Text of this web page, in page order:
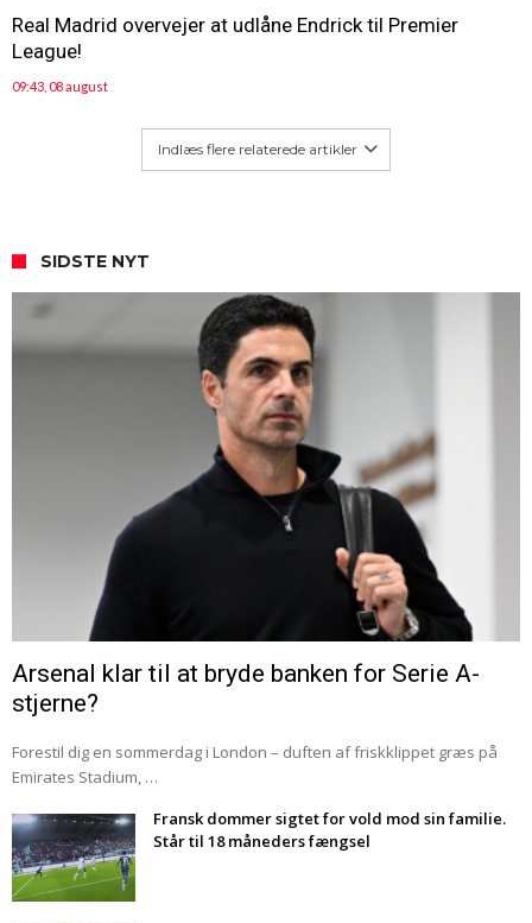
Real Madrid overvejer at udlåne Endrick til Premier
League!
09:43, 08 august
Indlæs flere relaterede artikler
SIDSTE NYT
Arsenal klar til at bryde banken for Serie A-
stjerne?
Forestil dig en sommerdag i London – duften af friskklippet græs på
Emirates Stadium, …
Fransk dommer sigtet for vold mod sin familie.
Står til 18 måneders fængsel